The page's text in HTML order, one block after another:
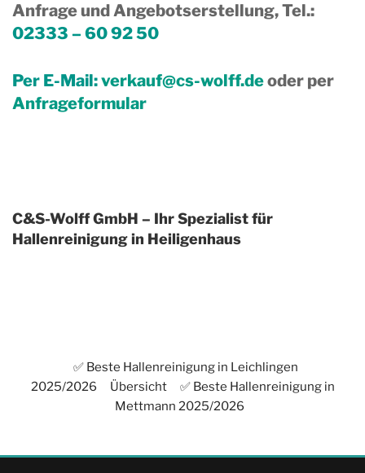
Anfrage und Angebotserstellung, Tel.:
02333 – 60 92 50
Per E-Mail:verkauf@cs-wolff.deoder per
Anfrageformular
C&S-Wolff GmbH – Ihr Spezialist für
Hallenreinigung in Heiligenhaus
✅ Beste Hallenreinigung in Leichlingen
2025/2026
Übersicht
✅ Beste Hallenreinigung in
Mettmann 2025/2026